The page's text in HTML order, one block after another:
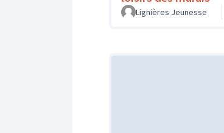
Lignières Jeunesse